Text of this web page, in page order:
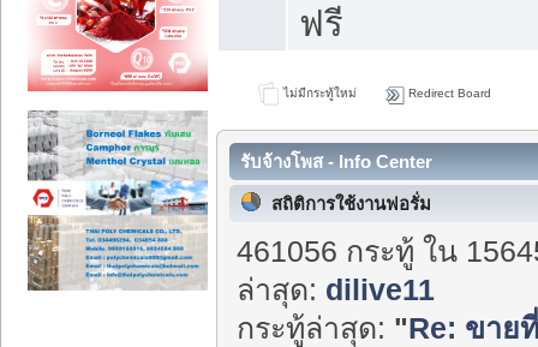
ฟรี
ไม่มีกระทู้ใหม่ Redirect Board
รับจ้างโพส - Info Center
สถิติการใช้งานฟอรั่ม
461056 กระทู้ ใน
ล่าสุด: dilive11
กระทู้ล่าสุด: "Re: ขาย